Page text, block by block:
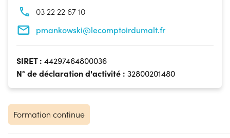
03 22 22 67 10
pmankowski@lecomptoirdumalt.fr
SIRET : 44297464800036
N° de déclaration d'activité : 32800201480
Formation continue